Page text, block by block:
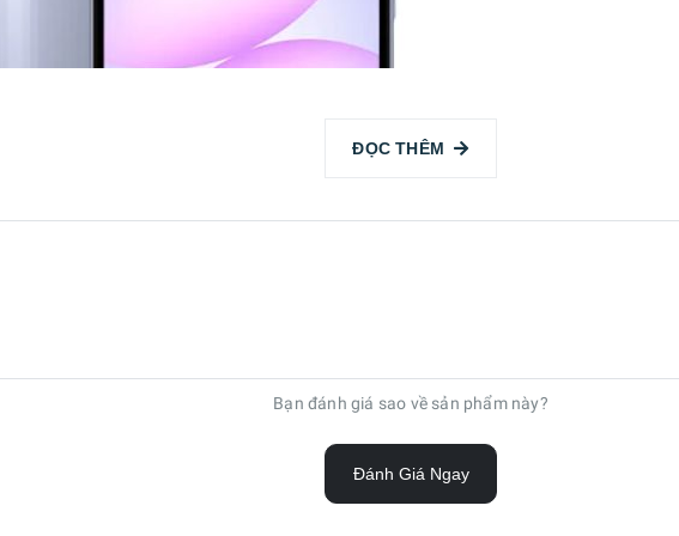
Helio G99 – con chip vốn nổi tiếng ở phân khúc tầm trung nhờ khả năng xử lý ổn
thời lượng sử dụng bền bỉ cả ngày, cùng hệ điều hành One UI 7 trên nền Android 15
ĐỌC THÊM
Bạn đánh giá sao về sản phẩm này?
Đánh Giá Ngay